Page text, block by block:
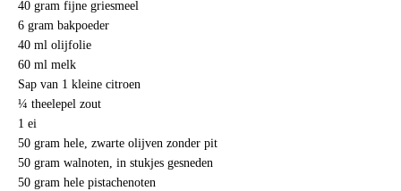
40 gram fijne griesmeel
6 gram bakpoeder
40 ml olijfolie
60 ml melk
Sap van 1 kleine citroen
¼ theelepel zout
1 ei
50 gram hele, zwarte olijven zonder pit
50 gram walnoten, in stukjes gesneden
50 gram hele pistachenoten